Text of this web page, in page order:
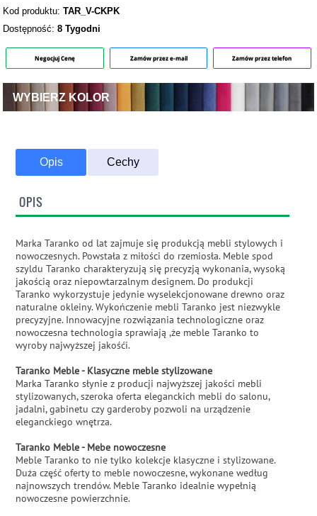
Kod produktu:TAR_V-CKPK
Dostępność:8 Tygodni
Negocjuj Cenę Zamów przez e-mail Zamów przez telefon
WYBIERZ KOLOR
Opis Cechy
OPIS
Marka Taranko od lat zajmuje się produkcją mebli stylowych i
nowoczesnych. Powstała z miłości do rzemiosła. Meble spod
szyldu Taranko charakteryzują się precyzją wykonania, wysoką
jakością oraz niepowtarzalnym designem. Do produkcji
Taranko wykorzystuje jedynie wyselekcjonowane drewno oraz
naturalne okleiny. Wykończenie mebli Taranko jest niezwykle
precyzyjne. Innowacyjne rozwiązania technologiczne oraz
nowoczesna technologia sprawiają ,że meble Taranko to
wyroby najwyższej jakośći.
Taranko Meble - Klasyczne meble stylizowane
Marka Taranko słynie z producji najwyższej jakości mebli
stylizowanych, szeroka oferta eleganckich mebli do salonu,
jadalni, gabinetu czy garderoby pozwoli na urządzenie
eleganckiego wnętrza.
Taranko Meble - Mebe nowoczesne
Meble Taranko to nie tylko kolekcje klasyczne i stylizowane.
Duża część oferty to meble nowoczesne, wykonane według
najnowszych trendów. Meble Taranko idealnie wypełnią
nowoczesne powierzchnie.